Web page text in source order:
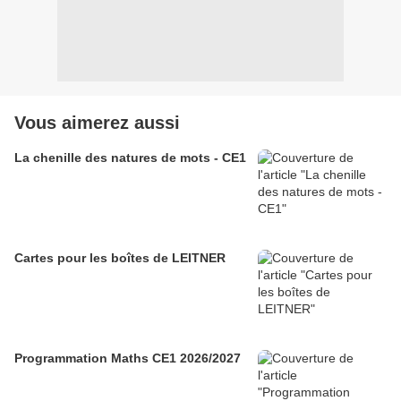
Vous aimerez aussi
La chenille des natures de mots - CE1
Cartes pour les boîtes de LEITNER
Programmation Maths CE1 2026/2027